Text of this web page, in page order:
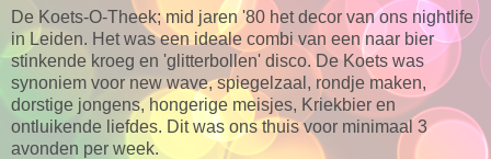
De Koets-O-Theek; mid jaren '80 het decor van ons nightlife
in Leiden. Het was een ideale combi van een naar bier
stinkende kroeg en 'glitterbollen' disco. De Koets was
synoniem voor new wave, spiegelzaal, rondje maken,
dorstige jongens, hongerige meisjes, Kriekbier en
ontluikende liefdes. Dit was ons thuis voor minimaal 3
avonden per week.